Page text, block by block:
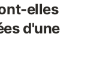
elles
d'une